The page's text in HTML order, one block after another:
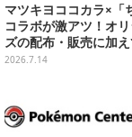
マツキヨココカラ×「
コラボが激アツ！オ
ズの配布・販売に加
ッピングや”花火打ち
2026.7.14